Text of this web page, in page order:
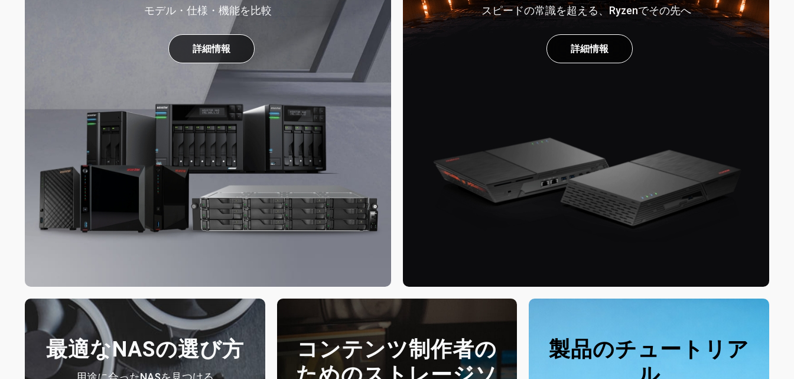
モデル・仕様・機能を比較
詳細情報
スピードの常識を超える、Ryzenでその先へ
詳細情報
最適なNASの選び方
コンテンツ制作者の
製品のチュートリア